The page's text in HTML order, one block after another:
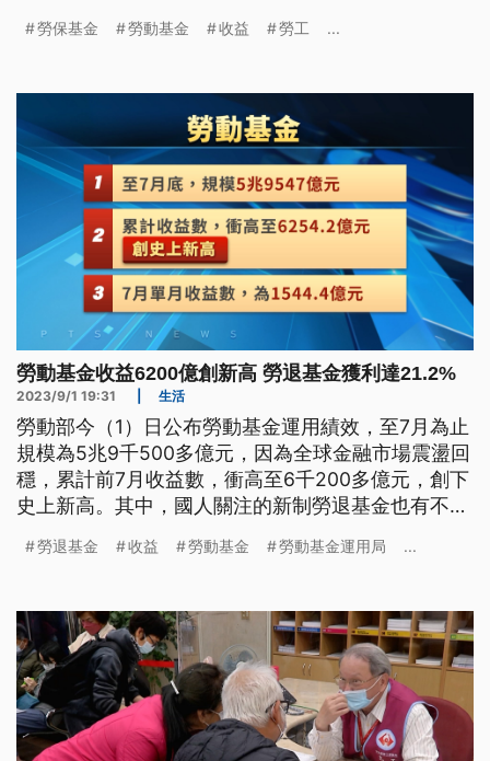
（這條新聞標題、前言是臺語文。）
勞保基金 勞動基金 收益 勞工 ...
勞動基金收益6200億創新高 勞退基金獲利達21.2%
2023/9/1 19:31 生活
勞動部今（1）日公布勞動基金運用績效，至7月為止
規模為5兆9千500多億元，因為全球金融市場震盪回
穩，累計前7月收益數，衝高至6千200多億元，創下
史上新高。其中，國人關注的新制勞退基金也有不錯
勞退基金 收益 勞動基金 勞動基金運用局 ...